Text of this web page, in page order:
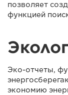
позволяет
функцией
Эко-отчеты,
экономию